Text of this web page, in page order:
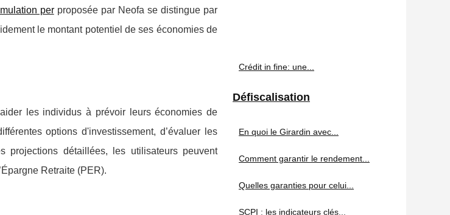
perproposée par Neofa se distingue par
le montant potentiel de ses économies de
les individus à prévoir leurs économies de
options d'investissement, d’évaluer les
projections détaillées, les utilisateurs peuvent
Retraite (PER).
Crédit in fine: une...
Défiscalisation
En quoi le Girardin avec...
Comment garantir le rendement...
Quelles garanties pour celui...
SCPI : les indicateurs clés...